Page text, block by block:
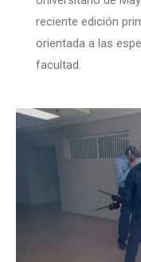
reciente edición
orientada a las
facultad.